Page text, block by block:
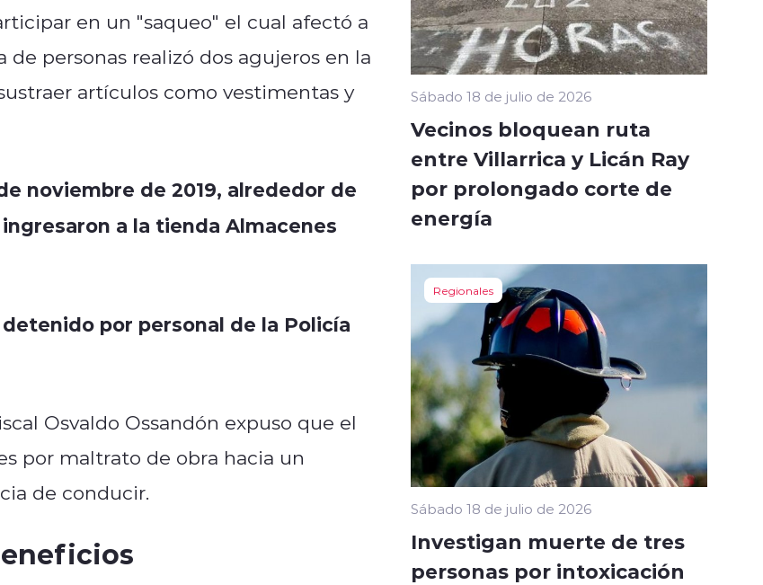
en un "saqueo" el cual afectó a
personas realizó dos agujeros en la
artículos como vestimentas y
noviembre de 2019, alrededor de
ingresaron a la tienda Almacenes
por personal de la Policía
Osvaldo Ossandón expuso que el
por maltrato de obra hacia un
de conducir.
Sábado 18 de julio de 2026
Vecinos bloquean ruta
entre Villarrica y Licán Ray
por prolongado corte de
energía
Regionales
Sábado 18 de julio de 2026
Investigan muerte de tres
personas por intoxicación